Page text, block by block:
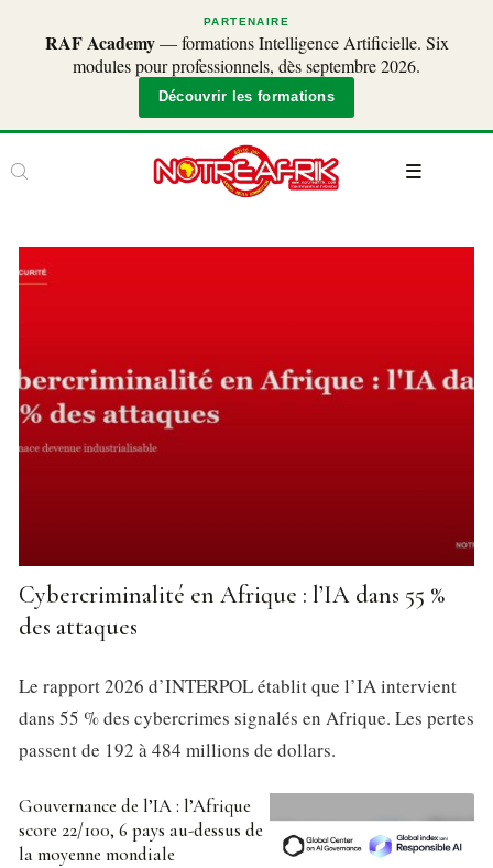
PARTENAIRE
RAF Academy— formations Intelligence Artificielle. Six
modules pour professionnels, dès septembre 2026.
Découvrir les formations
Cybercriminalité en Afrique : l’IA dans 55 %
des attaques
Le rapport 2026 d’INTERPOL établit que l’IA intervient
dans 55 % des cybercrimes signalés en Afrique. Les pertes
passent de 192 à 484 millions de dollars.
Gouvernance de l’IA : l’Afrique
score 22/100, 6 pays au-dessus de
la moyenne mondiale